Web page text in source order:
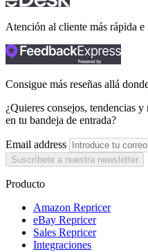
Atención al cliente más rápida
Consigue más reseñas allá
¿Quieres consejos, tendencias
en tu bandeja de entrada?
Email address
Suscríbete a nuestra newsletter
Producto
Amazon Repricer
eBay Repricer
Sales Repricer
Integraciones